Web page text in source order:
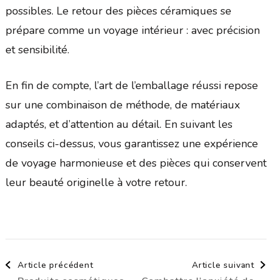
possibles. Le retour des pièces céramiques se
prépare comme un voyage intérieur : avec précision
et sensibilité.
En fin de compte, l’art de l’emballage réussi repose
sur une combinaison de méthode, de matériaux
adaptés, et d’attention au détail. En suivant les
conseils ci-dessus, vous garantissez une expérience
de voyage harmonieuse et des pièces qui conservent
leur beauté originelle à votre retour.
Navigation
Article précédent Article suivant